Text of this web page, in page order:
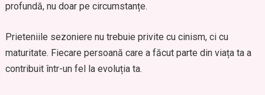
profundă, nu doar pe circumstanțe.
Prieteniile sezoniere nu trebuie privite cu cinism, ci cu
maturitate. Fiecare persoană care a făcut parte din viața ta a
contribuit într-un fel la evoluția ta.